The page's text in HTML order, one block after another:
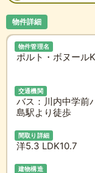
物件詳細
物件管理名
ポルト・ボヌール
交通機関
バス：川内中学
島駅より徒歩
間取り詳細
洋5.3 LDK10.7
建物構造